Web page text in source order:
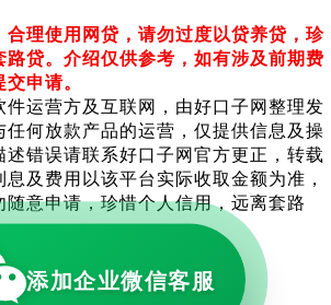
合理使用网贷，请勿过度以贷养贷，珍
贷。介绍仅供参考，如有涉及前期费
申请。
件运营方及互联网，由好口子网整理发
何放款产品的运营，仅提供信息及操
错误请联系好口子网官方更正，转载
及费用以该平台实际收取金额为准，
意申请，珍惜个人信用，远离套路
添加企业微信客服